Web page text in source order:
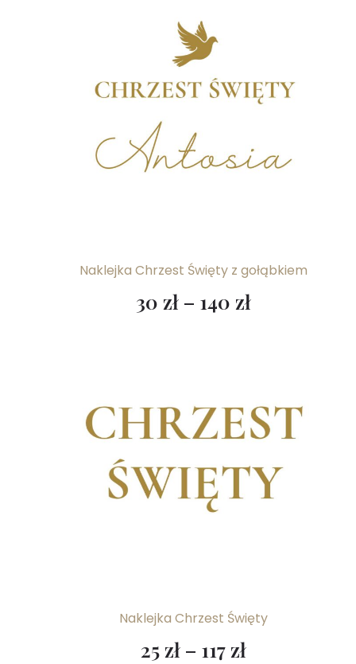
Naklejka Chrzest Święty z gołąbkiem
30 zł – 140 zł
Naklejka Chrzest Święty
25 zł – 117 zł